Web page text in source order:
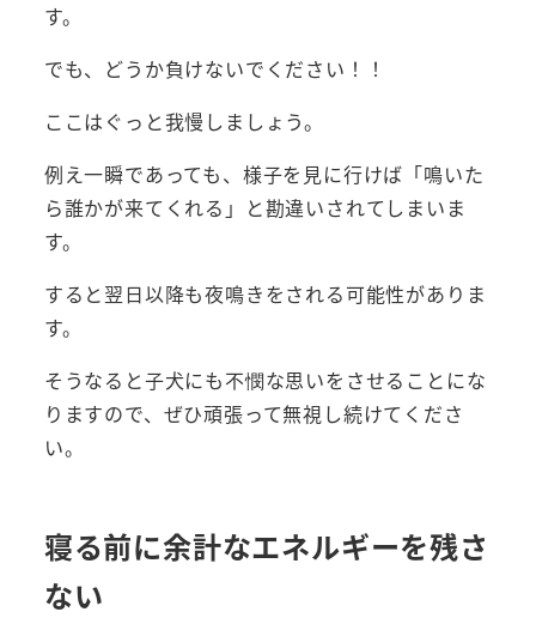
す。
でも、どうか負けないでください！！
ここはぐっと我慢しましょう。
例え一瞬であっても、様子を見に行けば「鳴いた
ら誰かが来てくれる」と勘違いされてしまいま
す。
すると翌日以降も夜鳴きをされる可能性がありま
す。
そうなると子犬にも不憫な思いをさせることにな
りますので、ぜひ頑張って無視し続けてくださ
い。
寝る前に余計なエネルギーを残さ
ない